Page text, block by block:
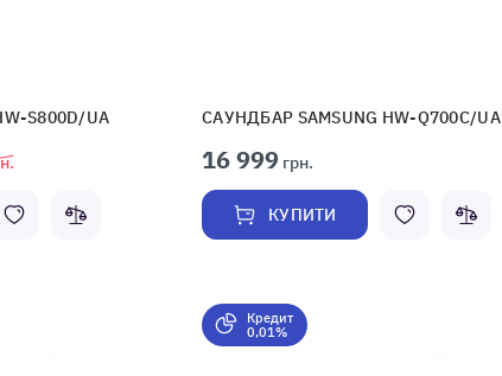
S800D/UA САУНДБАР SAMSUNG HW-Q700C/UA
16 999 грн.
КУПИТИ
Кредит
0,01%